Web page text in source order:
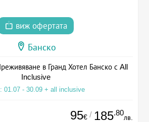
виж офертата
Банско
в Гранд Хотел Банско с All
Inclusive
01.07 - 30.09 + all inclusive
95€ / 185.80
лв.